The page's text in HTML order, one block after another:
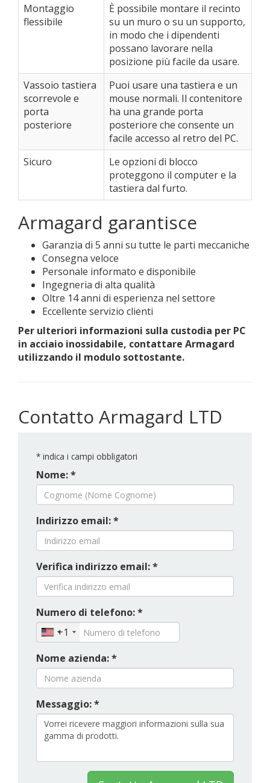
Montaggio
flessibile
È possibile montare il recinto
su un muro o su un supporto,
in modo che i dipendenti
possano lavorare nella
posizione più facile da usare.
Vassoio tastiera
scorrevole e
porta
posteriore
Puoi usare una tastiera e un
mouse normali. Il contenitore
ha una grande porta
posteriore che consente un
facile accesso al retro del PC.
Sicuro
Le opzioni di blocco
proteggono il computer e la
tastiera dal furto.
Armagard garantisce
Garanzia di 5 anni su tutte le parti meccaniche
Consegna veloce
Personale informato e disponibile
Ingegneria di alta qualità
Oltre 14 anni di esperienza nel settore
Eccellente servizio clienti
Per ulteriori informazioni sulla custodia per PC
in acciaio inossidabile, contattare Armagard
utilizzando il modulo sottostante.
Contatto Armagard LTD
* indica i campi obbligatori
Nome: *
Indirizzo email: *
Verifica indirizzo email: *
Numero di telefono: *
+1
Nome azienda: *
Messaggio: *